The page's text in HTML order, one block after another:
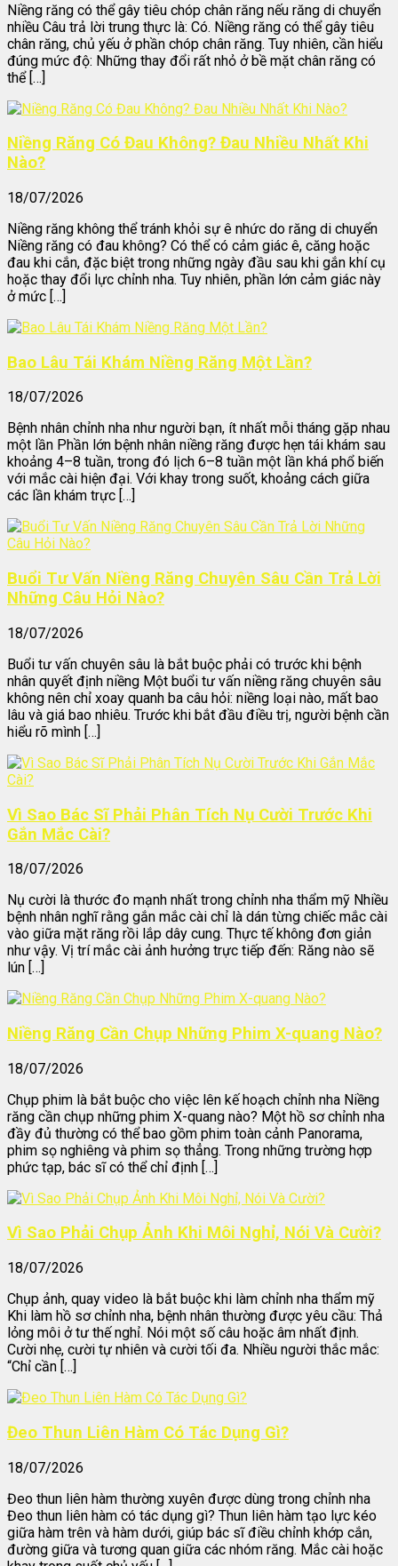
Niềng răng có thể gây tiêu chóp chân răng nếu răng di chuyển
nhiều Câu trả lời trung thực là: Có. Niềng răng có thể gây tiêu
chân răng, chủ yếu ở phần chóp chân răng. Tuy nhiên, cần hiểu
đúng mức độ: Những thay đổi rất nhỏ ở bề mặt chân răng có
thể […]
Niềng Răng Có Đau Không? Đau Nhiều Nhất Khi
Nào?
18/07/2026
Niềng răng không thể tránh khỏi sự ê nhức do răng di chuyển
Niềng răng có đau không? Có thể có cảm giác ê, căng hoặc
đau khi cắn, đặc biệt trong những ngày đầu sau khi gắn khí cụ
hoặc thay đổi lực chỉnh nha. Tuy nhiên, phần lớn cảm giác này
ở mức […]
Bao Lâu Tái Khám Niềng Răng Một Lần?
18/07/2026
Bệnh nhân chỉnh nha như người bạn, ít nhất mỗi tháng gặp nhau
một lần Phần lớn bệnh nhân niềng răng được hẹn tái khám sau
khoảng 4–8 tuần, trong đó lịch 6–8 tuần một lần khá phổ biến
với mắc cài hiện đại. Với khay trong suốt, khoảng cách giữa
các lần khám trực […]
Buổi Tư Vấn Niềng Răng Chuyên Sâu Cần Trả Lời
Những Câu Hỏi Nào?
18/07/2026
Buổi tư vấn chuyên sâu là bắt buộc phải có trước khi bệnh
nhân quyết định niềng Một buổi tư vấn niềng răng chuyên sâu
không nên chỉ xoay quanh ba câu hỏi: niềng loại nào, mất bao
lâu và giá bao nhiêu. Trước khi bắt đầu điều trị, người bệnh cần
hiểu rõ mình […]
Vì Sao Bác Sĩ Phải Phân Tích Nụ Cười Trước Khi
Gắn Mắc Cài?
18/07/2026
Nụ cười là thước đo mạnh nhất trong chỉnh nha thẩm mỹ Nhiều
bệnh nhân nghĩ rằng gắn mắc cài chỉ là dán từng chiếc mắc cài
vào giữa mặt răng rồi lắp dây cung. Thực tế không đơn giản
như vậy. Vị trí mắc cài ảnh hưởng trực tiếp đến: Răng nào sẽ
lún […]
Niềng Răng Cần Chụp Những Phim X-quang Nào?
18/07/2026
Chụp phim là bắt buộc cho việc lên kế hoạch chỉnh nha Niềng
răng cần chụp những phim X-quang nào? Một hồ sơ chỉnh nha
đầy đủ thường có thể bao gồm phim toàn cảnh Panorama,
phim sọ nghiêng và phim sọ thẳng. Trong những trường hợp
phức tạp, bác sĩ có thể chỉ định […]
Vì Sao Phải Chụp Ảnh Khi Môi Nghỉ, Nói Và Cười?
18/07/2026
Chụp ảnh, quay video là bắt buộc khi làm chỉnh nha thẩm mỹ
Khi làm hồ sơ chỉnh nha, bệnh nhân thường được yêu cầu: Thả
lỏng môi ở tư thế nghỉ. Nói một số câu hoặc âm nhất định.
Cười nhẹ, cười tự nhiên và cười tối đa. Nhiều người thắc mắc:
“Chỉ cần […]
Đeo Thun Liên Hàm Có Tác Dụng Gì?
18/07/2026
Đeo thun liên hàm thường xuyên được dùng trong chỉnh nha
Đeo thun liên hàm có tác dụng gì? Thun liên hàm tạo lực kéo
giữa hàm trên và hàm dưới, giúp bác sĩ điều chỉnh khớp cắn,
đường giữa và tương quan giữa các nhóm răng. Mắc cài hoặc